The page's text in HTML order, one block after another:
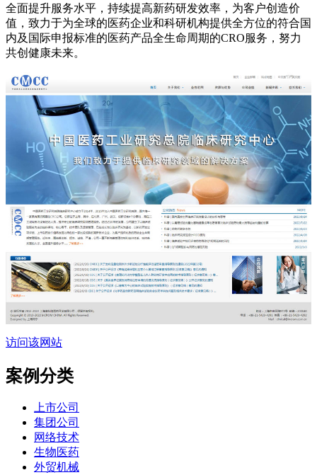
全面提升服务水平，持续提高新药研发效率，为客户创造价
值，致力于为全球的医药企业和科研机构提供全方位的符合国
内及国际申报标准的医药产品全生命周期的CRO服务，努力
共创健康未来。
访问该网站
案例分类
上市公司
集团公司
网络技术
生物医药
外贸机械